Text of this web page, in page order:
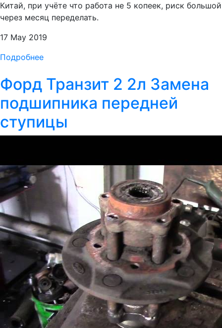
Китай, при учёте что работа не 5 копеек, риск большой
через месяц переделать.
17 May 2019
Подробнее
Форд Транзит 2 2л Замена
подшипника передней
ступицы